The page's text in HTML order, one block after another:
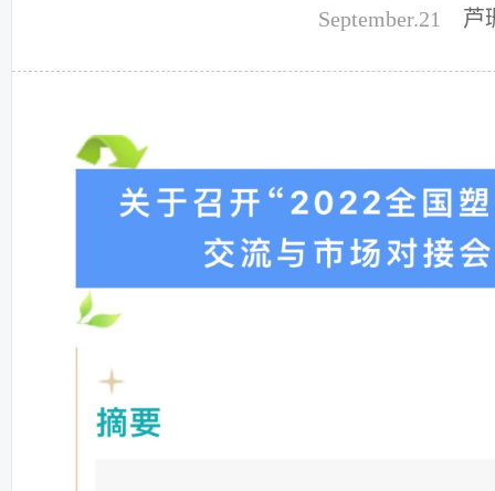
September.21 芦